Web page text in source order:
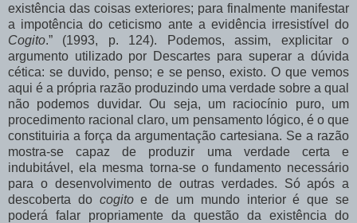
existência das coisas exteriores; para finalmente manifestar
a impotência do ceticismo ante a evidência irresistível
do
Cogito.” (1993, p. 124). Podemos, assim, explicitar
o
argumento utilizado por Descartes para superar a dúvida
cética: se duvido, penso; e se penso, existo. O que vemos
aqui é a própria razão produzindo uma verdade sobre a qual
não podemos duvidar. Ou seja, um raciocínio puro, um
procedimento racional claro, um pensamento lógico, é o que
constituiria a força da argumentação cartesiana. Se a razão
mostra-se capaz de produzir uma verdade certa e
indubitável, ela mesma torna-se o fundamento necessário
para o desenvolvimento de outras verdades. Só após a
descoberta do cogitoe de um mundo interior é que se
poderá falar propriamente da questão da existência do